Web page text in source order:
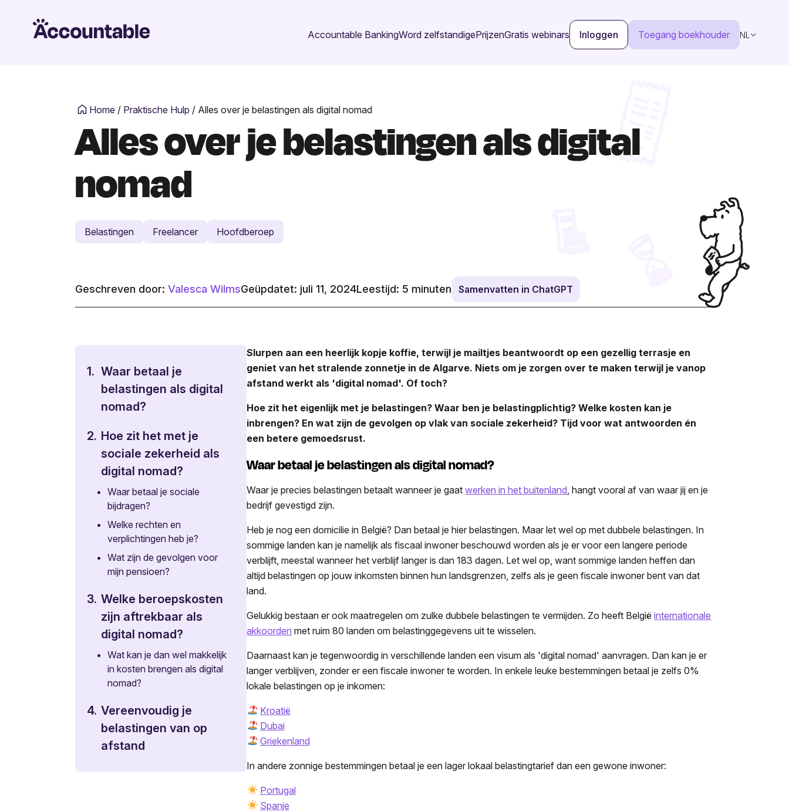
Accountable BankingWord zelfstandigePrijzenGratis webinars Inloggen Toegang boekhouder NL
Home / Praktische Hulp / Alles over je belastingen als digital nomad
Alles over je belastingen als digital
nomad
Belastingen Freelancer Hoofdberoep
Geschreven door: Valesca WilmsGeüpdatet: juli 11, 2024Leestijd: 5 minuten Samenvatten in ChatGPT
1. Waar betaal je
belastingen als digital
nomad?
2. Hoe zit het met je
sociale zekerheid als
digital nomad?
•
Waar betaal je sociale
bijdragen?
•
Welke rechten en
verplichtingen heb je?
•
Wat zijn de gevolgen voor
mijn pensioen?
3. Welke beroepskosten
zijn aftrekbaar als
digital nomad?
•
Wat kan je dan wel makkelijk
in kosten brengen als digital
nomad?
4. Vereenvoudig je
belastingen van op
afstand
Slurpen aan een heerlijk kopje koffie, terwijl je mailtjes beantwoordt op een gezellig terrasje en
geniet van het stralende zonnetje in de Algarve. Niets om je zorgen over te maken terwijl je vanop
afstand werkt als 'digital nomad'. Of toch?
Hoe zit het eigenlijk met je belastingen? Waar ben je belastingplichtig? Welke kosten kan je
inbrengen? En wat zijn de gevolgen op vlak van sociale zekerheid? Tijd voor wat antwoorden én
een betere gemoedsrust.
Waar betaal je belastingen als digital nomad?
Waar je precies belastingen betaalt wanneer je gaatwerken in het buitenland , hangt vooral af van waar jij en je
bedrijf gevestigd zijn.
Heb je nog een domicilie in België? Dan betaal je hier belastingen. Maar let wel op met dubbele belastingen. In
sommige landen kan je namelijk als fiscaal inwoner beschouwd worden als je er voor een langere periode
verblijft, meestal wanneer het verblijf langer is dan 183 dagen. Let wel op, want sommige landen heffen dan
altijd belastingen op jouw inkomsten binnen hun landsgrenzen, zelfs als je geen fiscale inwoner bent van dat
land.
Gelukkig bestaan er ook maatregelen om zulke dubbele belastingen te vermijden. Zo heeft Belgiëinternationale
akkoorden met ruim 80 landen om belastinggegevens uit te wisselen.
Daarnaast kan je tegenwoordig in verschillende landen een visum als 'digital nomad' aanvragen. Dan kan je er
langer verblijven, zonder er een fiscale inwoner te worden. In enkele leuke bestemmingen betaal je zelfs 0%
lokale belastingen op je inkomen:
Kroatië
Dubai
Griekenland
In andere zonnige bestemmingen betaal je een lager lokaal belastingtarief dan een gewone inwoner:
Portugal
Spanje